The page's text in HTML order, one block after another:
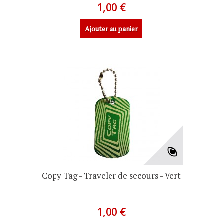
1,00 €
Ajouter au panier
Copy Tag - Traveler de secours - Vert
1,00 €